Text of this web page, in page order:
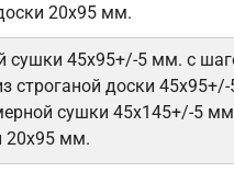
20х95 мм.
сушки 45х95+/-5 мм. с
строганой доски
сушки 45х145+/-5
20х95 мм.